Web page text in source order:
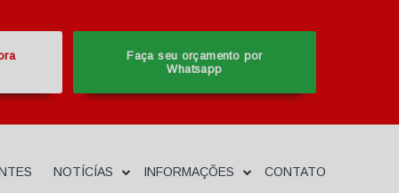
Faça seu orçamento por
Whatsapp
NOTÍCÍAS INFORMAÇÕES CONTATO